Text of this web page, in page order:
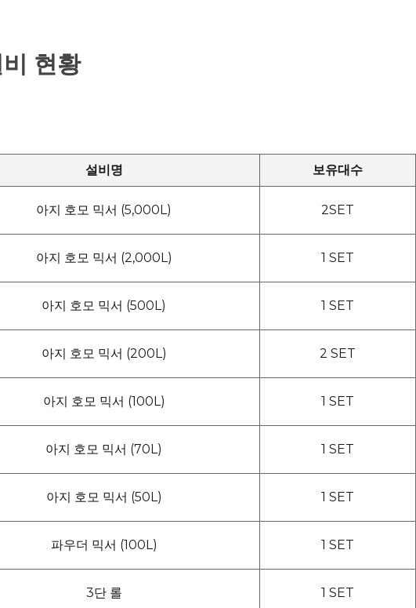
현황
설비명 보유대수
아지 호모 믹서 (5,000L) 2SET
아지 호모 믹서 (2,000L) 1 SET
아지 호모 믹서 (500L) 1 SET
아지 호모 믹서 (200L) 2 SET
아지 호모 믹서 (100L) 1 SET
아지 호모 믹서 (70L) 1 SET
아지 호모 믹서 (50L) 1 SET
파우더 믹서 (100L) 1 SET
3단 롤 1 SET